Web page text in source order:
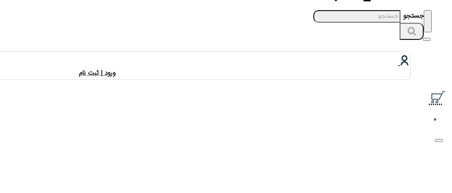
جستجو
ورود | ثبت نام